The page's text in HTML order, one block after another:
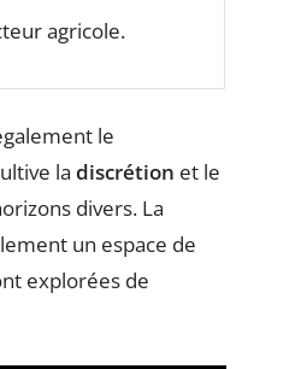
agricole.
le
la discrétion et le
divers. La
un espace de
explorées de